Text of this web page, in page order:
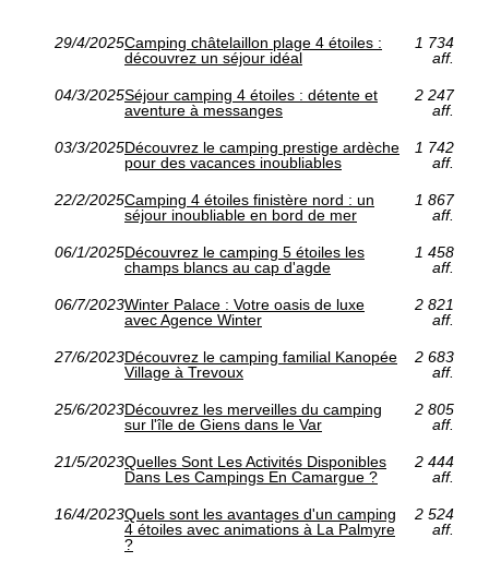
29/4/2025Camping châtelaillon plage 4 étoiles :
découvrez un séjour idéal
1 734
aff.
04/3/2025Séjour camping 4 étoiles : détente et
aventure à messanges
2 247
aff.
03/3/2025Découvrez le camping prestige ardèche
pour des vacances inoubliables
1 742
aff.
22/2/2025Camping 4 étoiles finistère nord : un
séjour inoubliable en bord de mer
1 867
aff.
06/1/2025Découvrez le camping 5 étoiles les
champs blancs au cap d'agde
1 458
aff.
06/7/2023Winter Palace : Votre oasis de luxe
avec Agence Winter
2 821
aff.
27/6/2023Découvrez le camping familial Kanopée
Village à Trevoux
2 683
aff.
25/6/2023Découvrez les merveilles du camping
sur l'île de Giens dans le Var
2 805
aff.
21/5/2023Quelles Sont Les Activités Disponibles
Dans Les Campings En Camargue ?
2 444
aff.
16/4/2023Quels sont les avantages d'un camping
4 étoiles avec animations à La Palmyre
?
2 524
aff.